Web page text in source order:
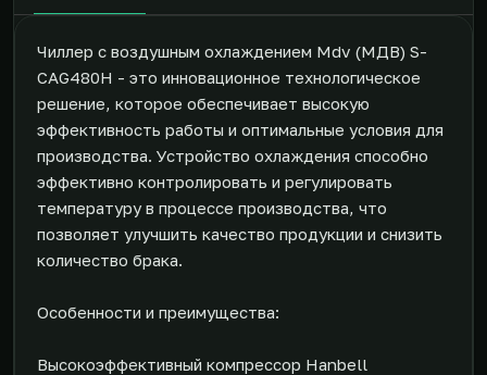
Чиллер с воздушным охлаждением Mdv (МДВ) S-
CAG480H - это инновационное технологическое
решение, которое обеспечивает высокую
эффективность работы и оптимальные условия для
производства. Устройство охлаждения способно
эффективно контролировать и регулировать
температуру в процессе производства, что
позволяет улучшить качество продукции и снизить
количество брака.
Особенности и преимущества:
Высокоэффективный компрессор Hanbell